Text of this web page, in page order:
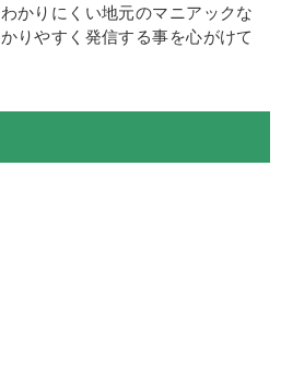
かりにくい地元のマニアックな
りやすく発信する事を心がけて